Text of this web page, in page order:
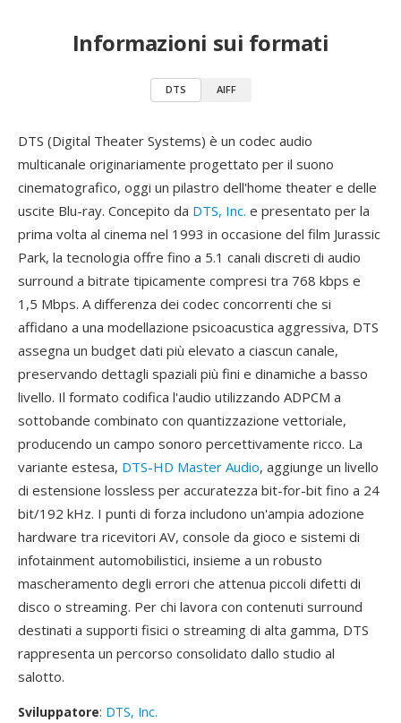
Informazioni sui formati
DTS AIFF
DTS (Digital Theater Systems) è un codec audio
multicanale originariamente progettato per il suono
cinematografico, oggi un pilastro dell'home theater e delle
uscite Blu-ray. Concepito da DTS, Inc. e presentato per la
prima volta al cinema nel 1993 in occasione del film Jurassic
Park, la tecnologia offre fino a 5.1 canali discreti di audio
surround a bitrate tipicamente compresi tra 768 kbps e
1,5 Mbps. A differenza dei codec concorrenti che si
affidano a una modellazione psicoacustica aggressiva, DTS
assegna un budget dati più elevato a ciascun canale,
preservando dettagli spaziali più fini e dinamiche a basso
livello. Il formato codifica l'audio utilizzando ADPCM a
sottobande combinato con quantizzazione vettoriale,
producendo un campo sonoro percettivamente ricco. La
variante estesa, DTS-HD Master Audio, aggiunge un livello
di estensione lossless per accuratezza bit-for-bit fino a 24
bit/192 kHz. I punti di forza includono un'ampia adozione
hardware tra ricevitori AV, console da gioco e sistemi di
infotainment automobilistici, insieme a un robusto
mascheramento degli errori che attenua piccoli difetti di
disco o streaming. Per chi lavora con contenuti surround
destinati a supporti fisici o streaming di alta gamma, DTS
rappresenta un percorso consolidato dallo studio al
salotto.
Sviluppatore: DTS, Inc.